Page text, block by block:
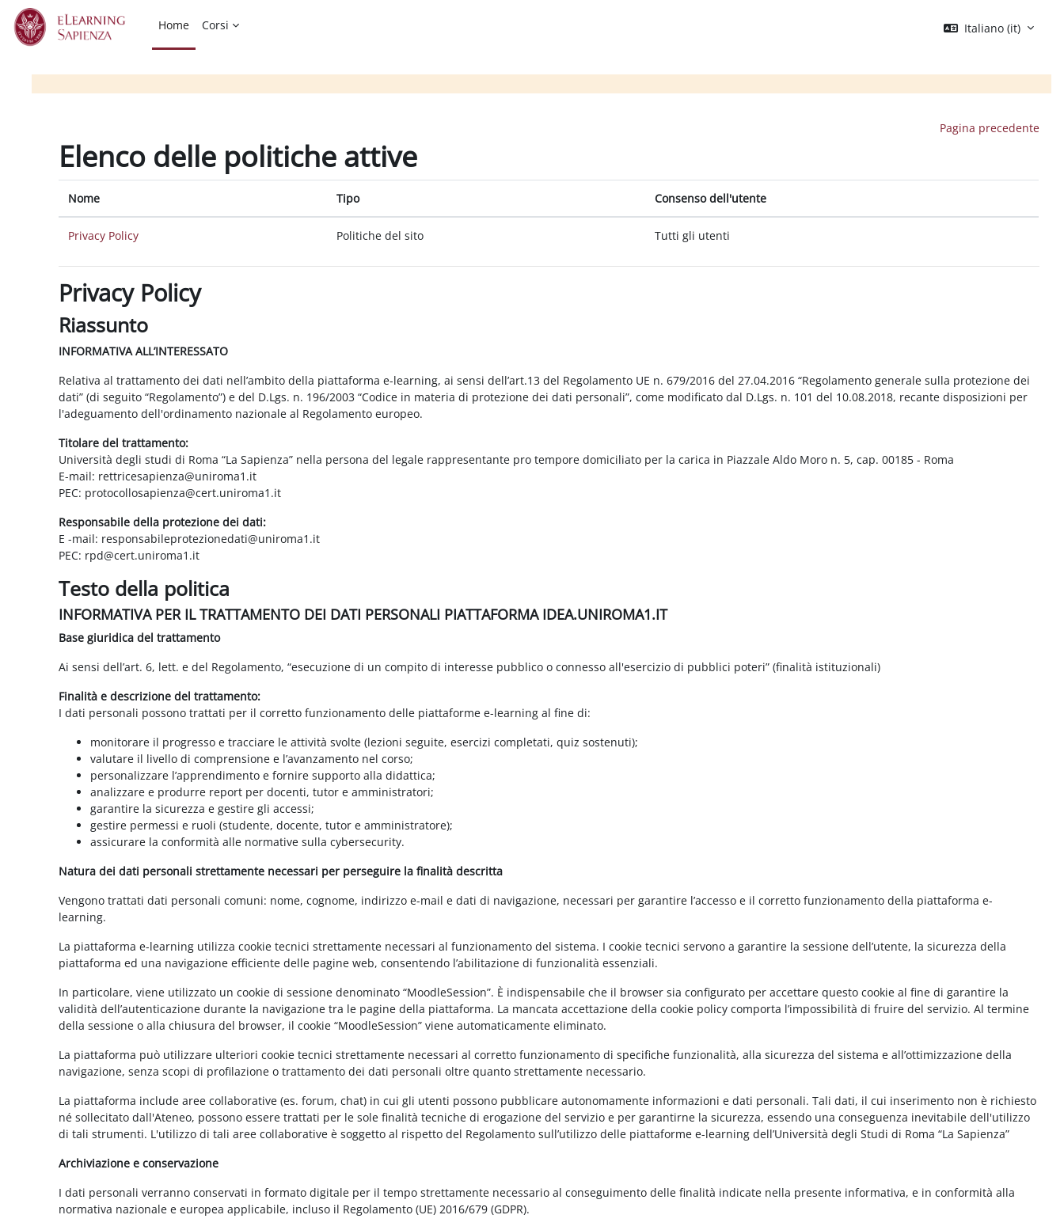
Vai al contenuto principale
Home
Corsi Italiano ‎(it)‎
Pagina precedente
Elenco delle politiche attive
Nome Tipo Consenso dell'utente
Privacy Policy Politiche del sito Tutti gli utenti
Privacy Policy
Riassunto
INFORMATIVA ALL’INTERESSATO
Relativa al trattamento dei dati nell’ambito della piattaforma e-learning, ai sensi dell’art.13 del Regolamento UE n. 679/2016 del 27.04.2016 “Regolamento generale sulla protezione dei
dati” (di seguito “Regolamento”) e del D.Lgs. n. 196/2003 “Codice in materia di protezione dei dati personali”, come modificato dal D.Lgs. n. 101 del 10.08.2018, recante disposizioni per
l'adeguamento dell'ordinamento nazionale al Regolamento europeo.
Titolare del trattamento:
Università degli studi di Roma “La Sapienza” nella persona del legale rappresentante pro tempore domiciliato per la carica in Piazzale Aldo Moro n. 5, cap. 00185 - Roma
E-mail: rettricesapienza@uniroma1.it
PEC: protocollosapienza@cert.uniroma1.it
Responsabile della protezione dei dati:
E -mail: responsabileprotezionedati@uniroma1.it
PEC: rpd@cert.uniroma1.it
Testo della politica
INFORMATIVA PER IL TRATTAMENTO DEI DATI PERSONALI PIATTAFORMA IDEA.UNIROMA1.IT
Base giuridica del trattamento
Ai sensi dell’art. 6, lett. e del Regolamento, “esecuzione di un compito di interesse pubblico o connesso all'esercizio di pubblici poteri” (finalità istituzionali)
Finalità e descrizione del trattamento:
I dati personali possono trattati per il corretto funzionamento delle piattaforme e-learning al fine di:
monitorare il progresso e tracciare le attività svolte (lezioni seguite, esercizi completati, quiz sostenuti);
valutare il livello di comprensione e l’avanzamento nel corso;
personalizzare l’apprendimento e fornire supporto alla didattica;
analizzare e produrre report per docenti, tutor e amministratori;
garantire la sicurezza e gestire gli accessi;
gestire permessi e ruoli (studente, docente, tutor e amministratore);
assicurare la conformità alle normative sulla cybersecurity.
Natura dei dati personali strettamente necessari per perseguire la finalità descritta
Vengono trattati dati personali comuni: nome, cognome, indirizzo e-mail e dati di navigazione, necessari per garantire l’accesso e il corretto funzionamento della piattaforma e-
learning.
La piattaforma e-learning utilizza cookie tecnici strettamente necessari al funzionamento del sistema. I cookie tecnici servono a garantire la sessione dell’utente, la sicurezza della
piattaforma ed una navigazione efficiente delle pagine web, consentendo l’abilitazione di funzionalità essenziali.
In particolare, viene utilizzato un cookie di sessione denominato “MoodleSession”. È indispensabile che il browser sia configurato per accettare questo cookie al fine di garantire la
validità dell’autenticazione durante la navigazione tra le pagine della piattaforma. La mancata accettazione della cookie policy comporta l’impossibilità di fruire del servizio. Al termine
della sessione o alla chiusura del browser, il cookie “MoodleSession” viene automaticamente eliminato.
La piattaforma può utilizzare ulteriori cookie tecnici strettamente necessari al corretto funzionamento di specifiche funzionalità, alla sicurezza del sistema e all’ottimizzazione della
navigazione, senza scopi di profilazione o trattamento dei dati personali oltre quanto strettamente necessario.
La piattaforma include aree collaborative (es. forum, chat) in cui gli utenti possono pubblicare autonomamente informazioni e dati personali. Tali dati, il cui inserimento non è richiesto
né sollecitato dall'Ateneo, possono essere trattati per le sole finalità tecniche di erogazione del servizio e per garantirne la sicurezza, essendo una conseguenza inevitabile dell'utilizzo
di tali strumenti. L'utilizzo di tali aree collaborative è soggetto al rispetto del Regolamento sull’utilizzo delle piattaforme e-learning dell’Università degli Studi di Roma “La Sapienza”
Archiviazione e conservazione
I dati personali verranno conservati in formato digitale per il tempo strettamente necessario al conseguimento delle finalità indicate nella presente informativa, e in conformità alla
normativa nazionale e europea applicabile, incluso il Regolamento (UE) 2016/679 (GDPR).